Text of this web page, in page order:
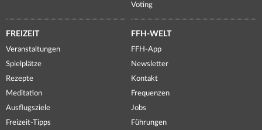
Voting
FREIZEIT
Veranstaltungen
Spielplätze
Rezepte
Meditation
Ausflugsziele
Freizeit-Tipps
FFH-WELT
FFH-App
Newsletter
Kontakt
Frequenzen
Jobs
Führungen